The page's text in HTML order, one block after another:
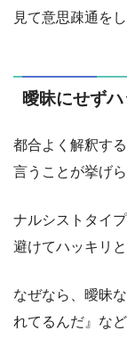
見て意思疎通を
曖昧にせずハ
都合よく解釈す
言うことが挙げら
ナルシストタイ
避けてハッキリ
なぜなら、曖昧
れてるんだ』な